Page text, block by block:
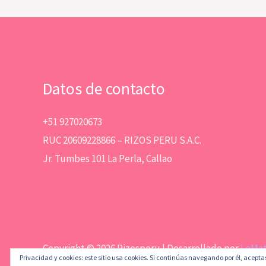
Datos de contacto
+51 927020673
RUC 20609228866 – RIZOS PERU S.A.C.
Jr. Tumbes 101 La Perla, Callao
Copyright © 2026 Rizosperu | Desarrollado por
Privacidad y cookies: este sitio usa cookies. Si continúas navegando por él,